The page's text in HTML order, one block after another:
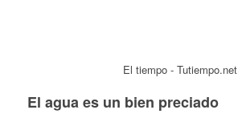
El tiempo - Tutiempo.net
El agua es un bien preciado